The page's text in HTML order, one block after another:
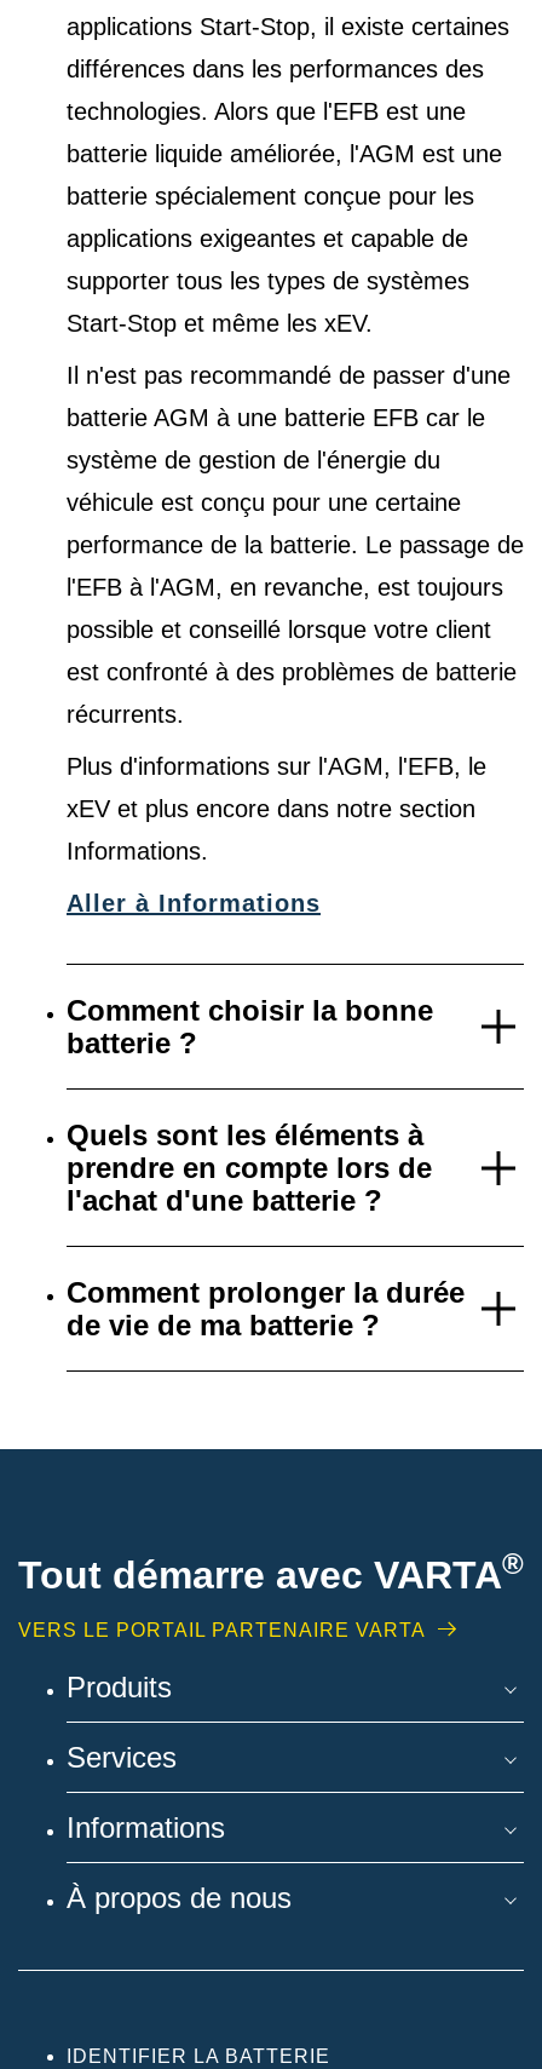
applications Start-Stop, il existe certaines
différences dans les performances des
technologies. Alors que l'EFB est une
batterie liquide améliorée, l'AGM est une
batterie spécialement conçue pour les
applications exigeantes et capable de
supporter tous les types de systèmes
Start-Stop et même les xEV.
Il n'est pas recommandé de passer d'une
batterie AGM à une batterie EFB car le
système de gestion de l'énergie du
véhicule est conçu pour une certaine
performance de la batterie. Le passage de
l'EFB à l'AGM, en revanche, est toujours
possible et conseillé lorsque votre client
est confronté à des problèmes de batterie
récurrents.
Plus d'informations sur l'AGM, l'EFB, le
xEV et plus encore dans notre section
Informations.
Aller à Informations
Comment choisir la bonne
batterie ?
Quels sont les éléments à
prendre en compte lors de
l'achat d'une batterie ?
Comment prolonger la durée
de vie de ma batterie ?
Tout démarre avec VARTA®
VERS LE PORTAIL PARTENAIRE VARTA
Produits
Services
Informations
À propos de nous
IDENTIFIER LA BATTERIE